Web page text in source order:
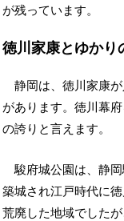
が残っています。
徳川家康とゆかり
静岡は、徳川家康
があります。徳川幕
の誇りと言えます。
駿府城公園は、静
築城され江戸時代に
荒廃した地域でした